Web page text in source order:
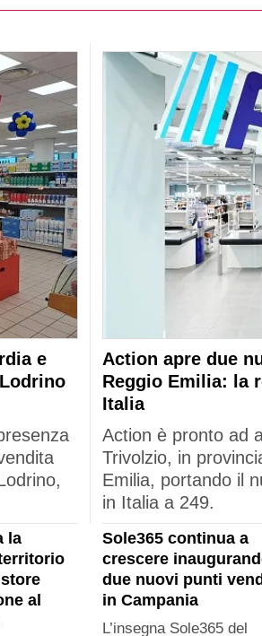
e
Action apre due
Reggio Emilia: la
Italia
Action è pronto ad
Trivolzio, in
Emilia, portando il
in Italia a 249.
la
al
Sole365 continua a
crescere
due nuovi punti
in Campania
L’insegna Sole365 del